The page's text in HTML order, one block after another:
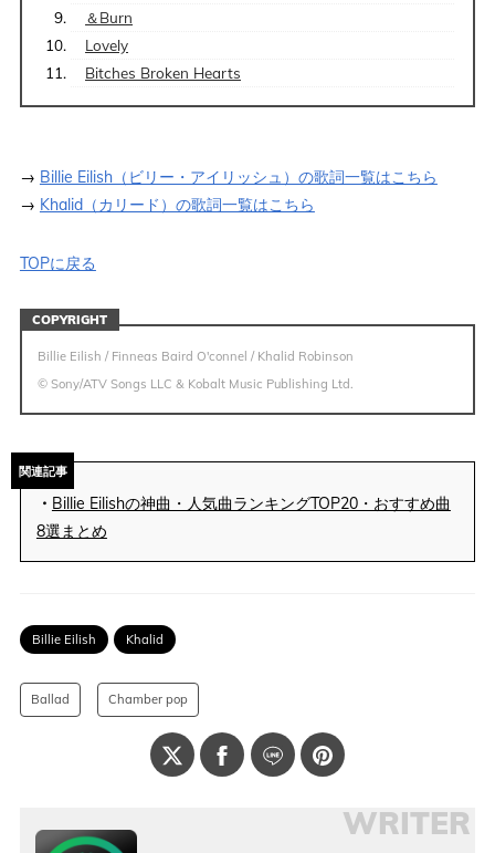
＆Burn
Lovely
Bitches Broken Hearts
→ Billie Eilish（ビリー・アイリッシュ）の歌詞一覧はこちら
→ Khalid（カリード）の歌詞一覧はこちら
TOPに戻る
COPYRIGHT
Billie Eilish / Finneas Baird O'connel / Khalid Robinson
© Sony/ATV Songs LLC & Kobalt Music Publishing Ltd.
関連記事
・ Billie Eilishの神曲・人気曲ランキングTOP20・おすすめ曲
8選まとめ
Billie Eilish Khalid
Ballad Chamber pop
WRITER